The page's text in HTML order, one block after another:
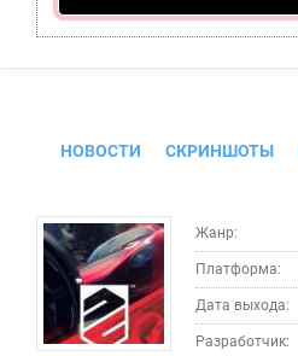
НОВОСТИ СКРИНШОТЫ
Жанр:
Платформа:
Дата выхода:
Разработчик: